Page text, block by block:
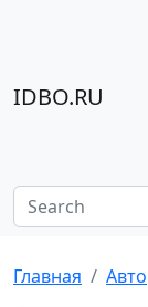
IDBO.RU
Главная Авто